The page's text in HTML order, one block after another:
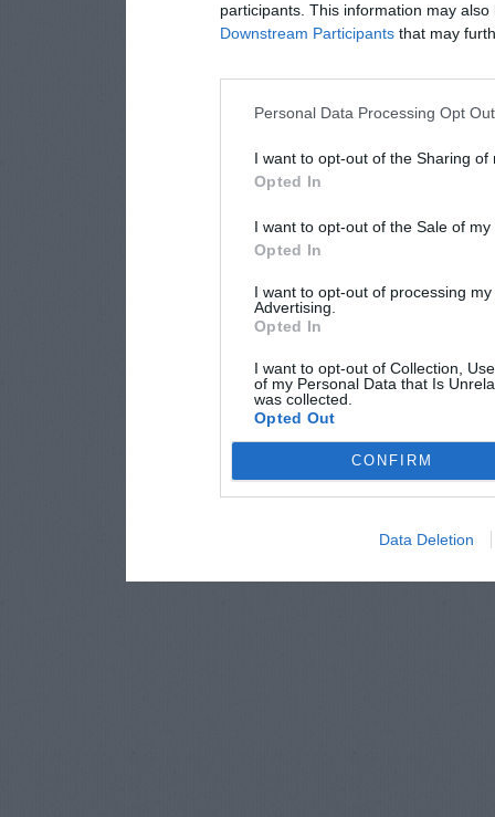
participants. This information may
Downstream Participants that may
Personal Data Processing Opt
I want to opt-out of the Sharing of
Opted In
I want to opt-out of the Sale of
Opted In
I want to opt-out of processing
Advertising.
Opted In
I want to opt-out of Collection,
of my Personal Data that Is
was collected.
Opted Out
CONFIRM
Data Deletion